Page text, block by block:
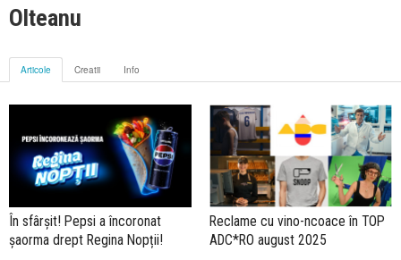
Olteanu
Articole Creatii Info
În sfârșit! Pepsi a încoronat
șaorma drept Regina Nopții!
Reclame cu vino-ncoace în TOP
ADC*RO august 2025